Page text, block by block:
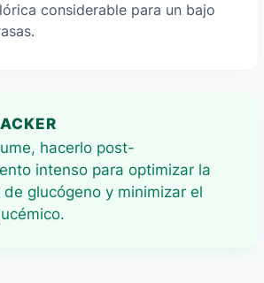
considerable para un bajo
hacerlo post-
intenso para optimizar la
de glucógeno y minimizar el